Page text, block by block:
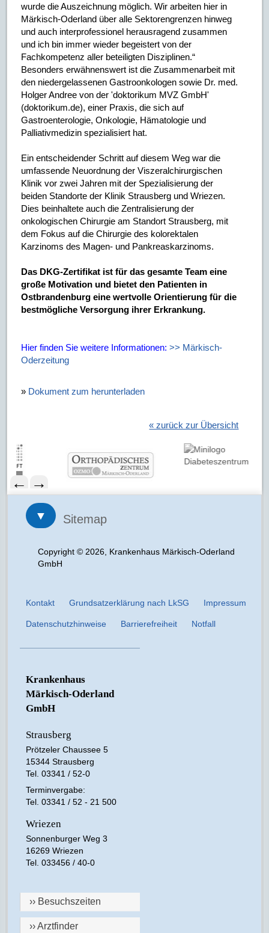
wurde die Auszeichnung möglich. Wir arbeiten hier in
Märkisch-Oderland über alle Sektorengrenzen hinweg
und auch interprofessionel herausragend zusammen
und ich bin immer wieder begeistert von der
Fachkompetenz aller beteiligten Disziplinen.“
Besonders erwähnenswert ist die Zusammenarbeit mit
den niedergelassenen Gastroonkologen sowie Dr. med.
Holger Andree von der 'doktorikum MVZ GmbH'
(doktorikum.de), einer Praxis, die sich auf
Gastroenterologie, Onkologie, Hämatologie und
Palliativmedizin spezialisiert hat.
Ein entscheidender Schritt auf diesem Weg war die
umfassende Neuordnung der Viszeralchirurgischen
Klinik vor zwei Jahren mit der Spezialisierung der
beiden Standorte der Klinik Strausberg und Wriezen.
Dies beinhaltete auch die Zentralisierung der
onkologischen Chirurgie am Standort Strausberg, mit
dem Fokus auf die Chirurgie des kolorektalen
Karzinoms des Magen- und Pankreaskarzinoms.
Das DKG-Zertifikat ist für das gesamte Team eine
große Motivation und bietet den Patienten in
Ostbrandenburg eine wertvolle Orientierung für die
bestmögliche Versorgung ihrer Erkrankung.
Hier finden Sie weitere Informationen:>> Märkisch-
Oderzeitung
» Dokument zum herunterladen
« zurück zur Übersicht
→
←
▼ Sitemap
Copyright © 2026, Krankenhaus Märkisch-Oderland
GmbH
Kontakt Grundsatzerklärung nach LkSG Impressum
Datenschutzhinweise Barrierefreiheit Notfall
Krankenhaus
Märkisch-Oderland
GmbH
Strausberg
Prötzeler Chaussee 5
15344 Strausberg
Tel. 03341 / 52-0
Terminvergabe:
Tel. 03341 / 52 - 21 500
Wriezen
Sonnenburger Weg 3
16269 Wriezen
Tel. 033456 / 40-0
›› Besuchszeiten
›› Arztfinder